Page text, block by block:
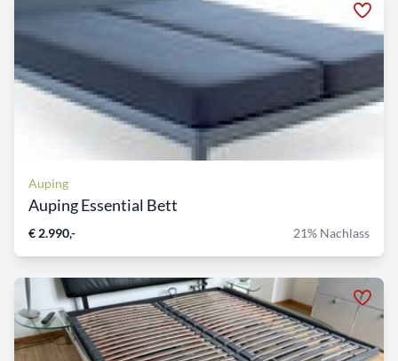
Auping
Auping Essential Bett
€ 2.990,- 21% Nachlass